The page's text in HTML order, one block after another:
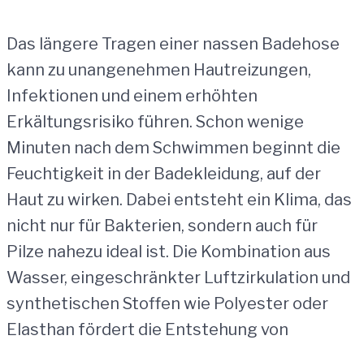
Das längere Tragen einer nassen Badehose
kann zu unangenehmen Hautreizungen,
Infektionen und einem erhöhten
Erkältungsrisiko führen. Schon wenige
Minuten nach dem Schwimmen beginnt die
Feuchtigkeit in der Badekleidung, auf der
Haut zu wirken. Dabei entsteht ein Klima, das
nicht nur für Bakterien, sondern auch für
Pilze nahezu ideal ist. Die Kombination aus
Wasser, eingeschränkter Luftzirkulation und
synthetischen Stoffen wie Polyester oder
Elasthan fördert die Entstehung von